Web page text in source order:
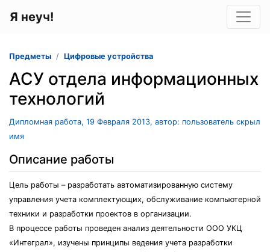
Я неуч!
Предметы Цифровые устройства
АСУ отдела информационных
технологий
Дипломная работа, 19 Февраля 2013, автор: пользователь скрыл
имя
Описание работы
Цель работы – разработать автоматизированную систему
управления учета комплектующих, обслуживание компьютерной
техники и разработки проектов в организации.
В процессе работы проведен анализ деятельности ООО УКЦ
«Интеграл», изучены принципы ведения учета разработки